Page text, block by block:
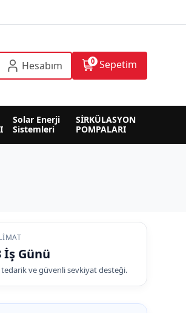
Hesabım 0 Sepetim
Solar Enerji
Sistemleri
SİRKÜLASYON
POMPALARI
İş Günü
tedarik ve güvenli sevkiyat desteği.